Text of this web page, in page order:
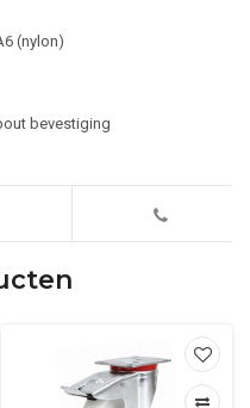
(nylon)
bevestiging